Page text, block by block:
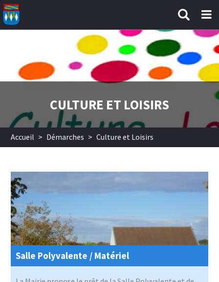
Aller au contenu principal
CULTURE ET LOISIRS
Accueil > Démarches > Culture et Loisirs
Salle Polyvalente / Matériel